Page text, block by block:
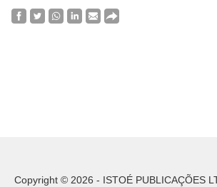
Copyright © 2026 - ISTOÉ PUBLICAÇÕES